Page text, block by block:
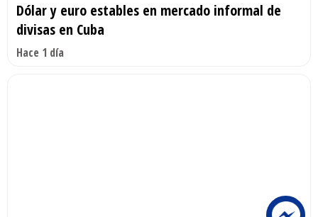
Dólar y euro estables en mercado informal de
divisas en Cuba
Hace 1 día